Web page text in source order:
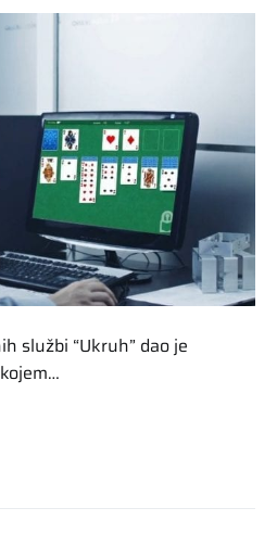
službi “Ukruh” dao je